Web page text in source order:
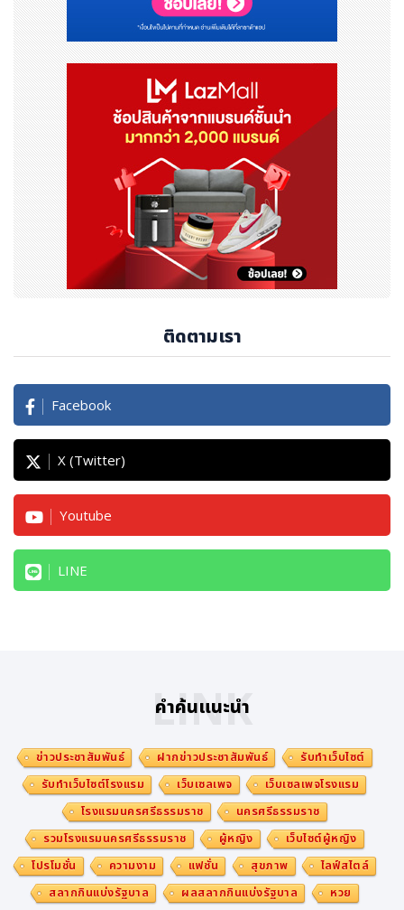
ติดตามเรา
Facebook
X (Twitter)
Youtube
LINE
คำค้นแนะนำ
LINK
ข่าวประชาสัมพันธ์ ฝากข่าวประชาสัมพันธ์
รับทำเว็บไซต์
รับทำเว็บไซต์โรงแรม
เว็บเซลเพจ
เว็บเซลเพจโรงแรม
โรงแรมนครศรีธรรมราช
นครศรีธรรมราช
รวมโรงแรมนครศรีธรรมราช
ผู้หญิง
เว็บไซต์ผู้หญิง
โปรโมชั่น
ความงาม แฟชั่น สุขภาพ
ไลฟ์สไตล์
สลากกินแบ่งรัฐบาล
ผลสลากกินแบ่งรัฐบาล
หวย